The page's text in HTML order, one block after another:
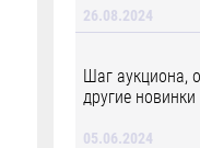
26.08.2024
Шаг аукциона,
другие
05.06.2024